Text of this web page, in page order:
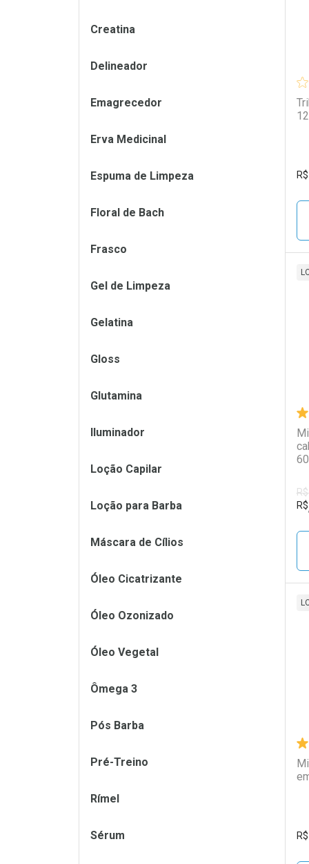
R$
R$
R$
Creatina
Delineador
Emagrecedor
Erva Medicinal
Espuma de Limpeza
Floral de Bach
Frasco
Gel de Limpeza
Gelatina
Gloss
Glutamina
Iluminador
Loção Capilar
Loção para Barba
Máscara de Cílios
Óleo Cicatrizante
Óleo Ozonizado
Óleo Vegetal
Ômega 3
Pós Barba
Pré-Treino
Rímel
Sérum